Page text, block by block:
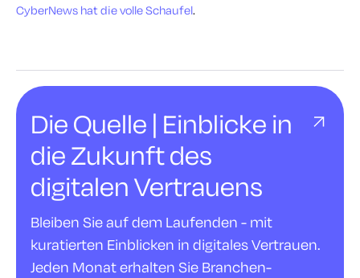
CyberNews hat die volle Schaufel.
Die Quelle | Einblicke in
die Zukunft des
digitalen Vertrauens
Bleiben Sie auf dem Laufenden - mit
kuratierten Einblicken in digitales Vertrauen.
Jeden Monat erhalten Sie Branchen-